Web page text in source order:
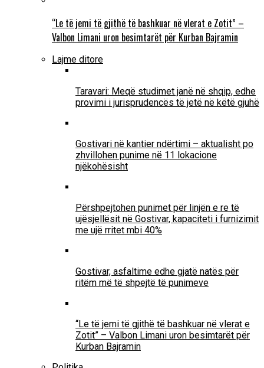
“Le të jemi të gjithë të bashkuar në vlerat e Zotit” –
Valbon Limani uron besimtarët për Kurban Bajramin
Lajme ditore
Taravari: Meqë studimet janë në shqip, edhe
provimi i jurisprudencës të jetë në këtë gjuhë
Gostivari në kantier ndërtimi – aktualisht po
zhvillohen punime në 11 lokacione
njëkohësisht
Përshpejtohen punimet për linjën e re të
ujësjellësit në Gostivar, kapaciteti i furnizimit
me ujë rritet mbi 40%
Gostivar, asfaltime edhe gjatë natës për
ritëm më të shpejtë të punimeve
“Le të jemi të gjithë të bashkuar në vlerat e
Zotit” – Valbon Limani uron besimtarët për
Kurban Bajramin